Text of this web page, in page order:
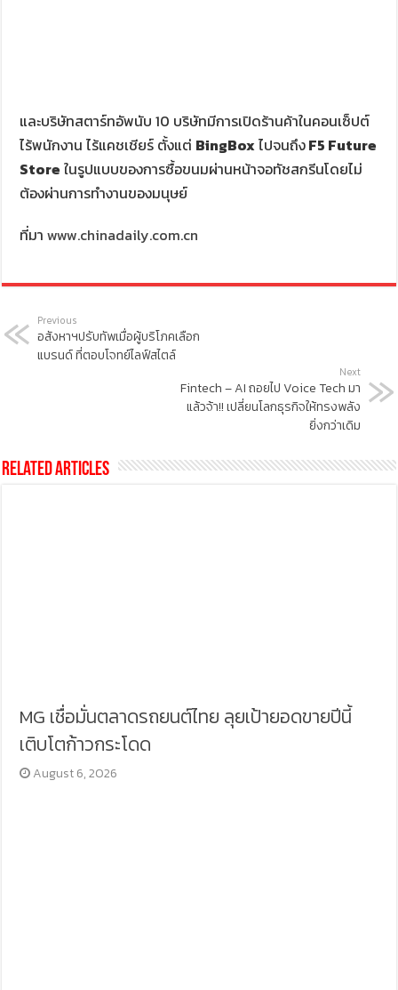
และบริษัทสตาร์ทอัพนับ 10 บริษัทมีการเปิดร้านค้าในคอนเซ็ปต์
ไร้พนักงาน ไร้แคชเชียร์ ตั้งแต่ BingBoxไปจนถึงF5 Future
Store ในรูปแบบของการซื้อขนมผ่านหน้าจอทัชสกรีนโดยไม่
ต้องผ่านการทำงานของมนุษย์
ที่มาwww.chinadaily.com.cn
Previous
อสังหาฯปรับทัพเมื่อผู้บริโภคเลือก
แบรนด์ ที่ตอบโจทย์ไลฟ์สไตล์
Next
Fintech – AI ถอยไป Voice Tech มา
แล้วจ้า!! เปลี่ยนโลกธุรกิจให้ทรงพลัง
ยิ่งกว่าเดิม
Related Articles
MG เชื่อมั่นตลาดรถยนต์ไทย ลุยเป้ายอดขายปีนี้
เติบโตก้าวกระโดด
August 6, 2026